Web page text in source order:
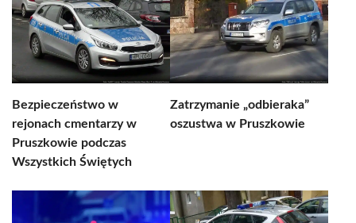
Bezpieczeństwo w
rejonach cmentarzy w
Pruszkowie podczas
Wszystkich Świętych
Zatrzymanie „odbieraka”
oszustwa w Pruszkowie